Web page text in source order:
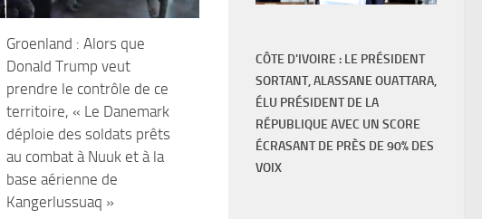
Groenland : Alors que
Donald Trump veut
prendre le contrôle de ce
territoire, « Le Danemark
déploie des soldats prêts
au combat à Nuuk et à la
base aérienne de
Kangerlussuaq »
CÔTE D'IVOIRE : LE PRÉSIDENT
SORTANT, ALASSANE OUATTARA,
ÉLU PRÉSIDENT DE LA
RÉPUBLIQUE AVEC UN SCORE
ÉCRASANT DE PRÈS DE 90% DES
VOIX